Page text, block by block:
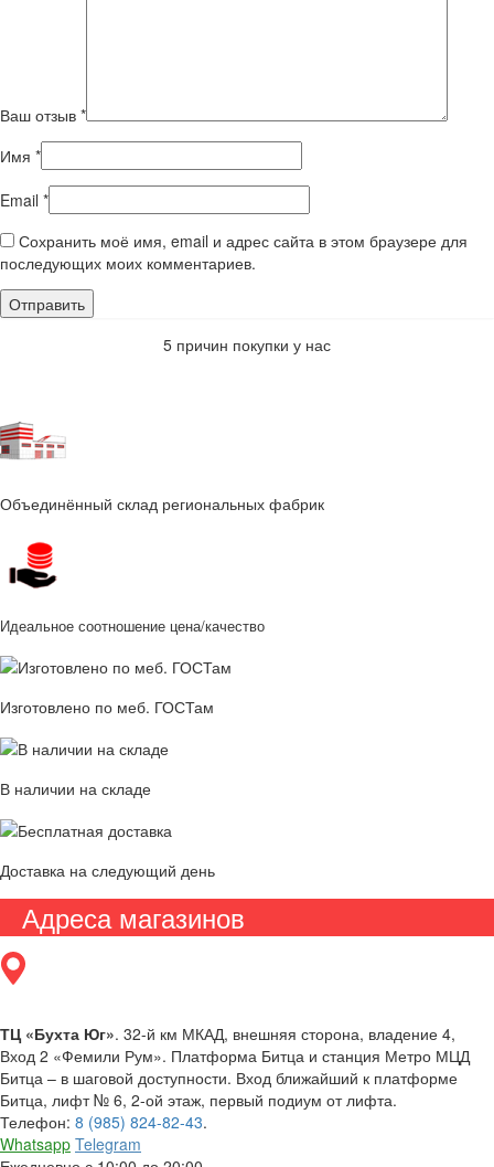
Ваш отзыв *
Имя *
Email *
Сохранить моё имя, email и адрес сайта в этом браузере для
последующих моих комментариев.
5 причин покупки у нас
Объединённый склад региональных фабрик
Идеальное соотношение цена/качество
Изготовлено по меб. ГОСТам
В наличии на складе
Доставка на следующий день
Адреса магазинов
ТЦ «Бухта Юг». 32-й км МКАД, внешняя сторона, владение 4,
Вход 2 «Фемили Рум». Платформа Битца и станция Метро МЦД
Битца – в шаговой доступности. Вход ближайший к платформе
Битца, лифт № 6, 2-ой этаж, первый подиум от лифта.
Телефон: 8 (985) 824-82-43.
Whatsapp Telegram